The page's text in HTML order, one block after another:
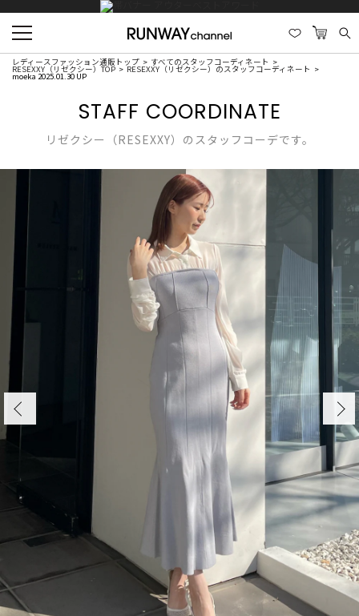
レディースファッション通販トップ すべてのスタッフコーディネート
RESEXXY（リゼクシー）TOP RESEXXY（リゼクシー）のスタッフコーディネート
moeka 2025.01.30 UP
STAFF COORDINATE
リゼクシー（RESEXXY）のスタッフコーデです。